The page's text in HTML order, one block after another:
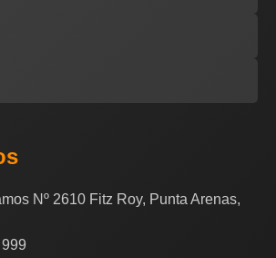
Nº 2610 Fitz Roy, Punta Arenas,